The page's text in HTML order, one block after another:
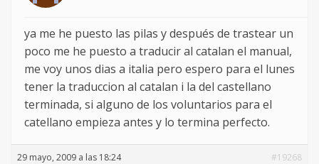
ya me he puesto las pilas y después de trastear un
poco me he puesto a traducir al catalan el manual,
me voy unos dias a italia pero espero para el lunes
tener la traduccion al catalan i la del castellano
terminada, si alguno de los voluntarios para el
catellano empieza antes y lo termina perfecto.
29 mayo, 2009 a las 18:24
#19268